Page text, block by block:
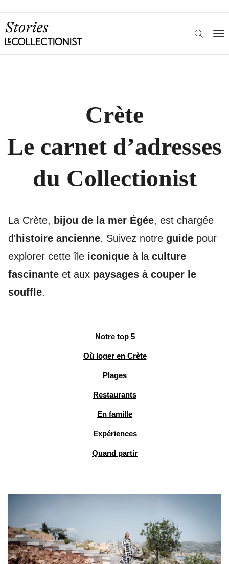
Crète
Le carnet d’adresses
du Collectionist
La Crète, bijou de la mer Égée, est chargée
d' histoire ancienne. Suivez notre guide pour
explorer cette île iconique à la culture
fascinante et aux paysages à couper le
souffle.
Notre top 5
Où loger en Crète
Plages
Restaurants
En famille
Expériences
Quand partir